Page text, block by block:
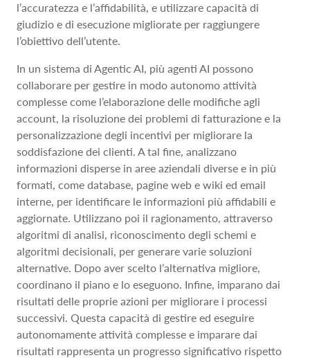
l’accuratezza e l’affidabilità, e utilizzare capacità di
giudizio e di esecuzione migliorate per raggiungere
l’obiettivo dell’utente.
In un sistema di Agentic AI, più agenti AI possono
collaborare per gestire in modo autonomo attività
complesse come l’elaborazione delle modifiche agli
account, la risoluzione dei problemi di fatturazione e la
personalizzazione degli incentivi per migliorare la
soddisfazione dei clienti. A tal fine, analizzano
informazioni disperse in aree aziendali diverse e in più
formati, come database, pagine web e wiki ed email
interne, per identificare le informazioni più affidabili e
aggiornate. Utilizzano poi il ragionamento, attraverso
algoritmi di analisi, riconoscimento degli schemi e
algoritmi decisionali, per generare varie soluzioni
alternative. Dopo aver scelto l’alternativa migliore,
coordinano il piano e lo eseguono. Infine, imparano dai
risultati delle proprie azioni per migliorare i processi
successivi. Questa capacità di gestire ed eseguire
autonomamente attività complesse e imparare dai
risultati rappresenta un progresso significativo rispetto